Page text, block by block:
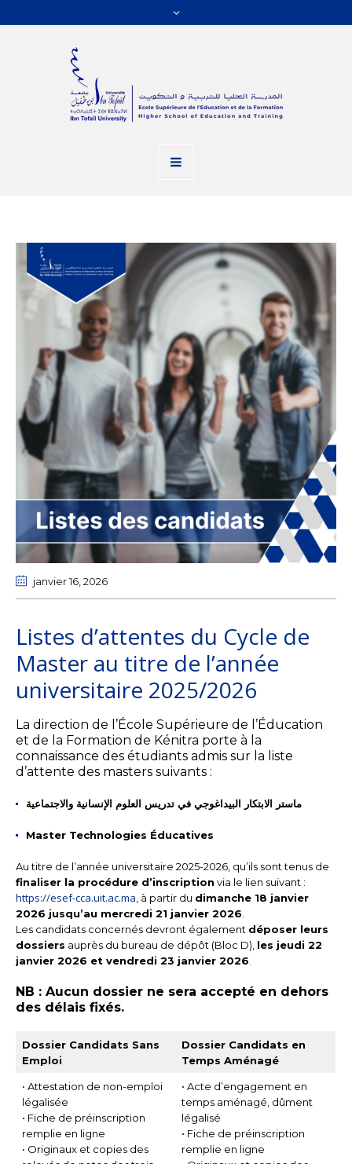
janvier 16 , 2026
Listes d’attentes du Cycle de
Master au titre de l’année
universitaire 2025/2026
La direction de l’École Supérieure de l’Éducation
et de la Formation de Kénitra porte à la
connaissance des étudiants admis sur la liste
d’attente des masters suivants :
ماستر الابتكار البيداغوجي في تدريس العلوم الإنسانية والاجتماعية
Master Technologies Éducatives
Au titre de l’année universitaire 2025-2026, qu’ils sont tenus de
finaliser la procédure d’inscription via le lien suivant :
https://esef-cca.uit.ac.ma , à partir du dimanche 18 janvier
2026 jusqu’au mercredi 21 janvier 2026
Les candidats concernés devront également déposer leurs
dossiers auprès du bureau de dépôt (Bloc D), les jeudi 22
janvier 2026 et vendredi 23 janvier 2026
NB : Aucun dossier ne sera accepté en dehors
des délais fixés.
Dossier Candidats Sans
Emploi
Dossier Candidats en
Temps Aménagé
• Attestation de non-emploi
légalisée
• Fiche de préinscription
remplie en ligne
• Originaux et copies des
• Acte d’engagement en
temps aménagé, dûment
légalisé
• Fiche de préinscription
remplie en ligne